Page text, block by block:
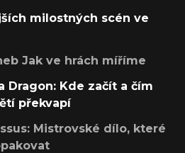
milostných scén ve
Jak ve hrách míříme
Dragon: Kde začít a čím
překvapí
Mistrovské dílo, které